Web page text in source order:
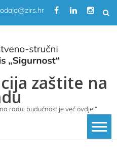
zaštite na
radu; budućnost je već ovdje!“